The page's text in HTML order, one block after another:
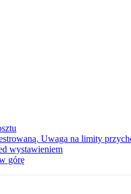
Uwaga na limity
wystawieniem
górę